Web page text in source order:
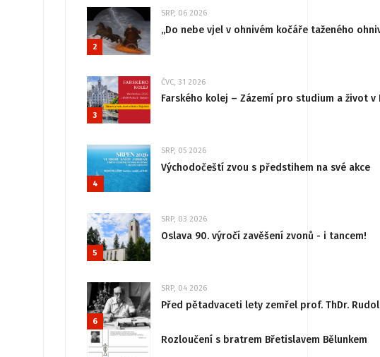
2
SRP, 06 2026
„Do nebe vjel v ohnivém kočáře taženého
3
ČVC, 31 2026
Farského kolej – Zázemí pro studium a život v
4
SRP, 05 2026
Východočeští zvou s předstihem na své akce
5
SRP, 03 2026
Oslava 90. výročí zavěšení zvonů - i tancem!
6
SRP, 04 2026
Před pětadvaceti lety zemřel prof. ThDr.
Rozloučení s bratrem Břetislavem Bělunkem